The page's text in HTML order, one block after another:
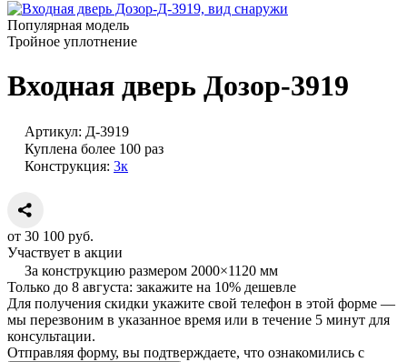
Популярная модель
Тройное уплотнение
Входная дверь Дозор-3919
Артикул: Д-3919
Куплена более 100 раз
Конструкция: 3к
от 30 100 руб.
Участвует в акции
За конструкцию размером 2000×1120 мм
Только до 8 августа: закажите на 10% дешевле
Для получения скидки укажите свой телефон в этой форме —
мы перезвоним в указанное время или в течение 5 минут для
консультации.
Отправляя форму, вы подтверждаете, что ознакомились с